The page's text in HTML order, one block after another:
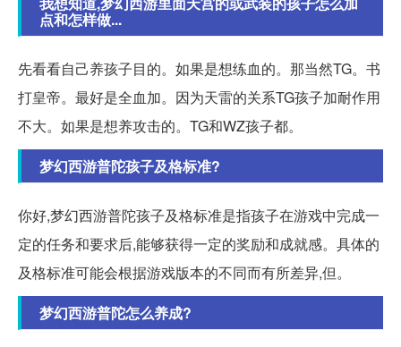
点和怎样做...
先看看自己养孩子目的。如果是想练血的。那当然TG。书
打皇帝。最好是全血加。因为天雷的关系TG孩子加耐作用
不大。如果是想养攻击的。TG和WZ孩子都。
梦幻西游普陀孩子及格标准?
你好,梦幻西游普陀孩子及格标准是指孩子在游戏中完成一
定的任务和要求后,能够获得一定的奖励和成就感。具体的
及格标准可能会根据游戏版本的不同而有所差异,但。
梦幻西游普陀怎么养成?